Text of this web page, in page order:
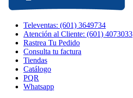
Televentas: (601) 3649734
Atención al Cliente: (601) 4073033
Rastrea Tu Pedido
Consulta tu factura
Tiendas
Catálogo
PQR
Whatsapp